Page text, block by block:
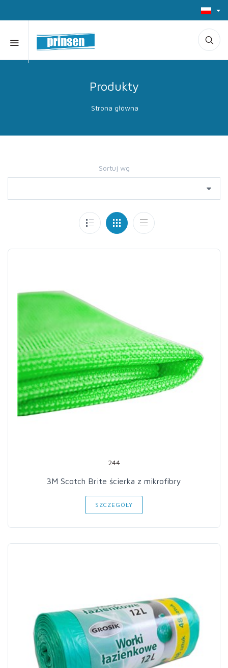
Produkty
Strona główna
Sortuj wg
244
3M Scotch Brite ścierka z mikrofibry
SZCZEGÓŁY